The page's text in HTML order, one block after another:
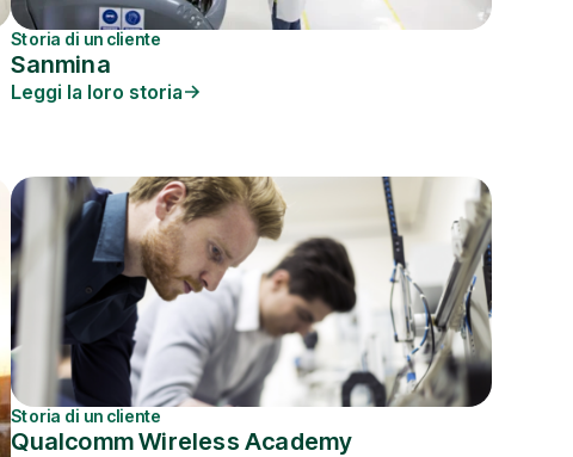
Storia di un cliente
Sanmina
Leggi la loro storia
Storia di un cliente
Qualcomm Wireless Academy